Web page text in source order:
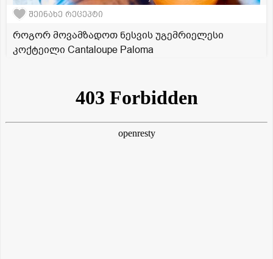
შეინახე რეცეპტი
როგორ მოვამზადოთ ნესვის უგემრიელესი
კოქტეილი Cantaloupe Paloma